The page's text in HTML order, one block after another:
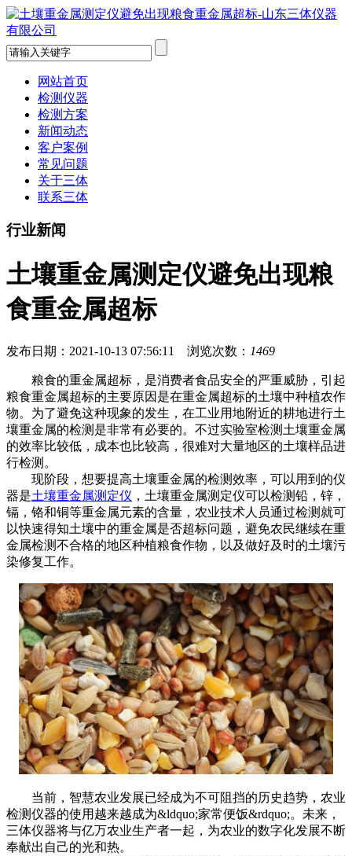
网站首页
检测仪器
检测方案
新闻动态
客户案例
常见问题
关于三体
联系三体
行业新闻
土壤重金属测定仪避免出现粮
食重金属超标
发布日期：2021-10-13 07:56:11 浏览次数： 1469
粮食的重金属超标，是消费者食品安全的严重威胁，引起
粮食重金属超标的主要原因是在重金属超标的土壤中种植农作
物。为了避免这种现象的发生，在工业用地附近的耕地进行土
壤重金属的检测是非常有必要的。不过实验室检测土壤重金属
的效率比较低，成本也比较高，很难对大量地区的土壤样品进
行检测。
现阶段，想要提高土壤重金属的检测效率，可以用到的仪
器是土壤重金属测定仪 ，土壤重金属测定仪可以检测铅，锌，
镉，铬和铜等重金属元素的含量，农业技术人员通过检测就可
以快速得知土壤中的重金属是否超标问题，避免农民继续在重
金属检测不合格的地区种植粮食作物，以及做好及时的土壤污
染修复工作。
当前，智慧农业发展已经成为不可阻挡的历史趋势，农业
检测仪器的使用越来越成为&ldquo;家常便饭&rdquo;。未来，
三体仪器将与亿万农业生产者一起，为农业的数字化发展不断
奉献出自己的光和热。